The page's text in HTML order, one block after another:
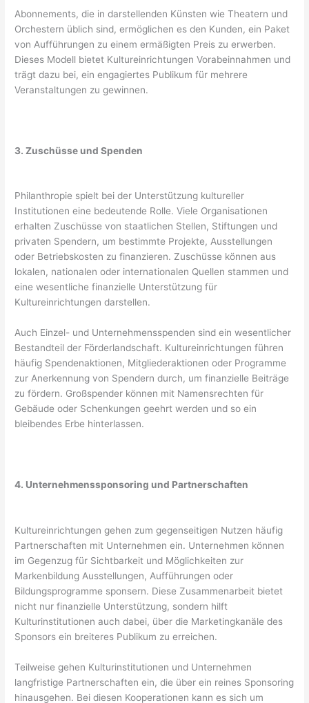
Abonnements, die in darstellenden Künsten wie Theatern und
Orchestern üblich sind, ermöglichen es den Kunden, ein Paket
von Aufführungen zu einem ermäßigten Preis zu erwerben.
Dieses Modell bietet Kultureinrichtungen Vorabeinnahmen und
trägt dazu bei, ein engagiertes Publikum für mehrere
Veranstaltungen zu gewinnen.
3. Zuschüsse und Spenden
Philanthropie spielt bei der Unterstützung kultureller
Institutionen eine bedeutende Rolle. Viele Organisationen
erhalten Zuschüsse von staatlichen Stellen, Stiftungen und
privaten Spendern, um bestimmte Projekte, Ausstellungen
oder Betriebskosten zu finanzieren. Zuschüsse können aus
lokalen, nationalen oder internationalen Quellen stammen und
eine wesentliche finanzielle Unterstützung für
Kultureinrichtungen darstellen.
Auch Einzel- und Unternehmensspenden sind ein wesentlicher
Bestandteil der Förderlandschaft. Kultureinrichtungen führen
häufig Spendenaktionen, Mitgliederaktionen oder Programme
zur Anerkennung von Spendern durch, um finanzielle Beiträge
zu fördern. Großspender können mit Namensrechten für
Gebäude oder Schenkungen geehrt werden und so ein
bleibendes Erbe hinterlassen.
4. Unternehmenssponsoring und Partnerschaften
Kultureinrichtungen gehen zum gegenseitigen Nutzen häufig
Partnerschaften mit Unternehmen ein. Unternehmen können
im Gegenzug für Sichtbarkeit und Möglichkeiten zur
Markenbildung Ausstellungen, Aufführungen oder
Bildungsprogramme sponsern. Diese Zusammenarbeit bietet
nicht nur finanzielle Unterstützung, sondern hilft
Kulturinstitutionen auch dabei, über die Marketingkanäle des
Sponsors ein breiteres Publikum zu erreichen.
Teilweise gehen Kulturinstitutionen und Unternehmen
langfristige Partnerschaften ein, die über ein reines Sponsoring
hinausgehen. Bei diesen Kooperationen kann es sich um